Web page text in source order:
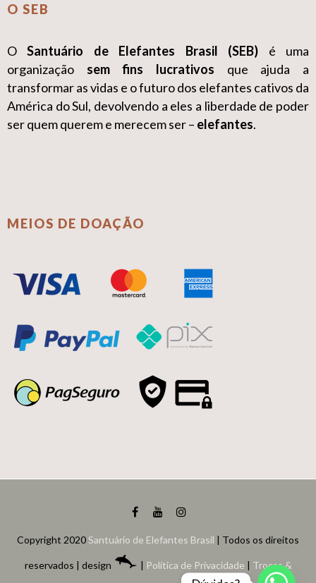
O SEB
OSantuário de Elefantes Brasil (SEB) é uma
organização sem fins lucrativos que ajuda a
transformar as vidas e o futuro dos elefantes cativos da
América do Sul, devolvendo a eles a liberdade de poder
ser quem querem e merecem ser – elefantes.
MEIOS DE DOAÇÃO
Copyright 2020Santuário de Elefantes Brasil | Todos os direitos
reservados | design | Política de Privacidade | Trocas &